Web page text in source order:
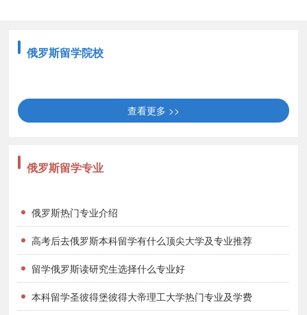
舍类型。一般情况下，俄罗斯普通条件的宿舍费用一个月大约需要
30—120美元。学校一般都会有学生宿舍，提供单人间，双人间，三
的一个很好的住宿选择。
生自己独立生活，需要承担很多必要的其他开支。除了住宿和用餐，
闲娱乐费用和旅游的费用。一般情况下，在莫斯科、圣彼得堡的学生
一般日常生活费开支为每月60美元—120美元，在其他城市一般为每
月20美元至30美元。总的看来，在俄罗斯高等院校留学每年所需费
用大致相当于在欧美和日本各国所需费用的1/5左右。
5.保险
俄罗斯留学院校
查看更多 >>
俄罗斯留学专业
俄罗斯热门专业介绍
高考后去俄罗斯本科留学有什么顶尖大学及专业推荐
留学俄罗斯读研究生选择什么专业好
本科留学圣彼得堡彼得大帝理工大学热门专业及学费